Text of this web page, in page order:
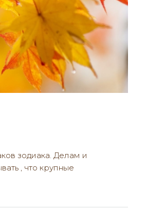
зодиака. Делам и
, что крупные